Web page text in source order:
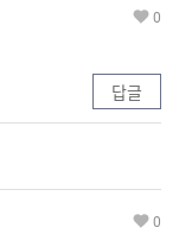
0
답글
0